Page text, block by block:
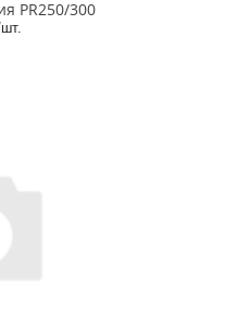
PR250/300